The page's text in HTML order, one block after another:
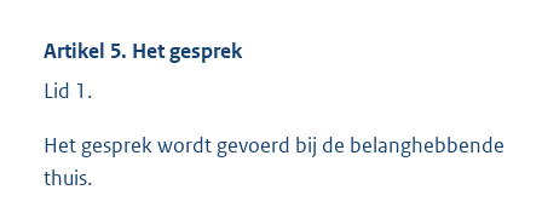
Artikel 5. Het gesprek
Lid 1.
Het gesprek wordt gevoerd bij de belanghebbende
thuis.